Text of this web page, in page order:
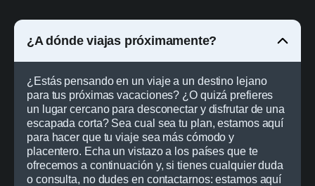
¿A dónde viajas próximamente?
¿Estás pensando en un viaje a un destino lejano
para tus próximas vacaciones? ¿O quizá prefieres
un lugar cercano para desconectar y disfrutar de una
escapada corta? Sea cual sea tu plan, estamos aquí
para hacer que tu viaje sea más cómodo y
placentero. Echa un vistazo a los países que te
ofrecemos a continuación y, si tienes cualquier duda
o consulta, no dudes en contactarnos: estamos aquí